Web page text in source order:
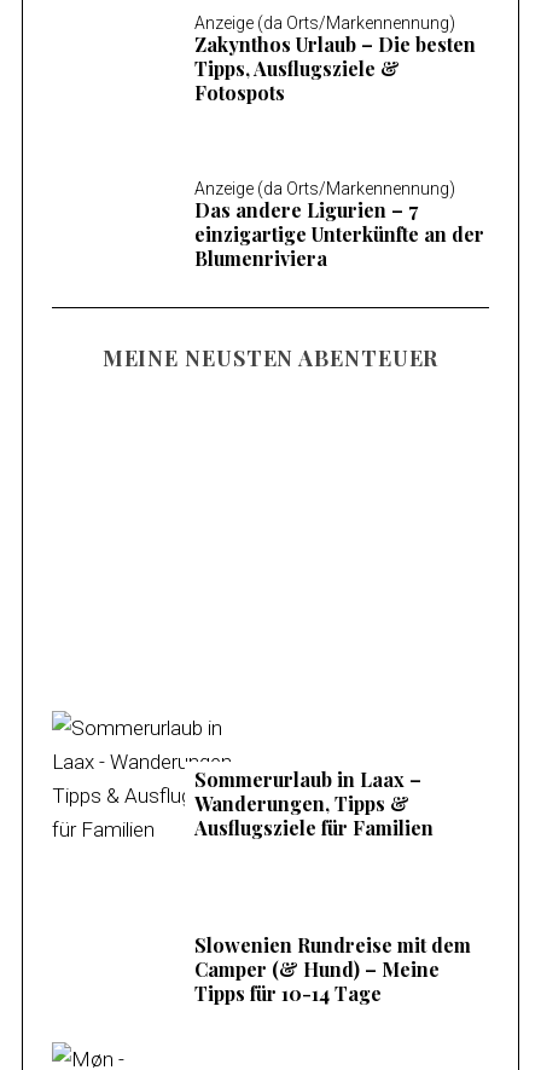
Anzeige (da Orts/Markennennung)
Zakynthos Urlaub – Die besten
Tipps, Ausflugsziele &
Fotospots
Anzeige (da Orts/Markennennung)
Das andere Ligurien – 7
einzigartige Unterkünfte an der
Blumenriviera
MEINE NEUSTEN ABENTEUER
Sommerurlaub in Laax –
Wanderungen, Tipps &
Ausflugsziele für Familien
Slowenien Rundreise mit dem
Camper (& Hund) – Meine
Tipps für 10-14 Tage